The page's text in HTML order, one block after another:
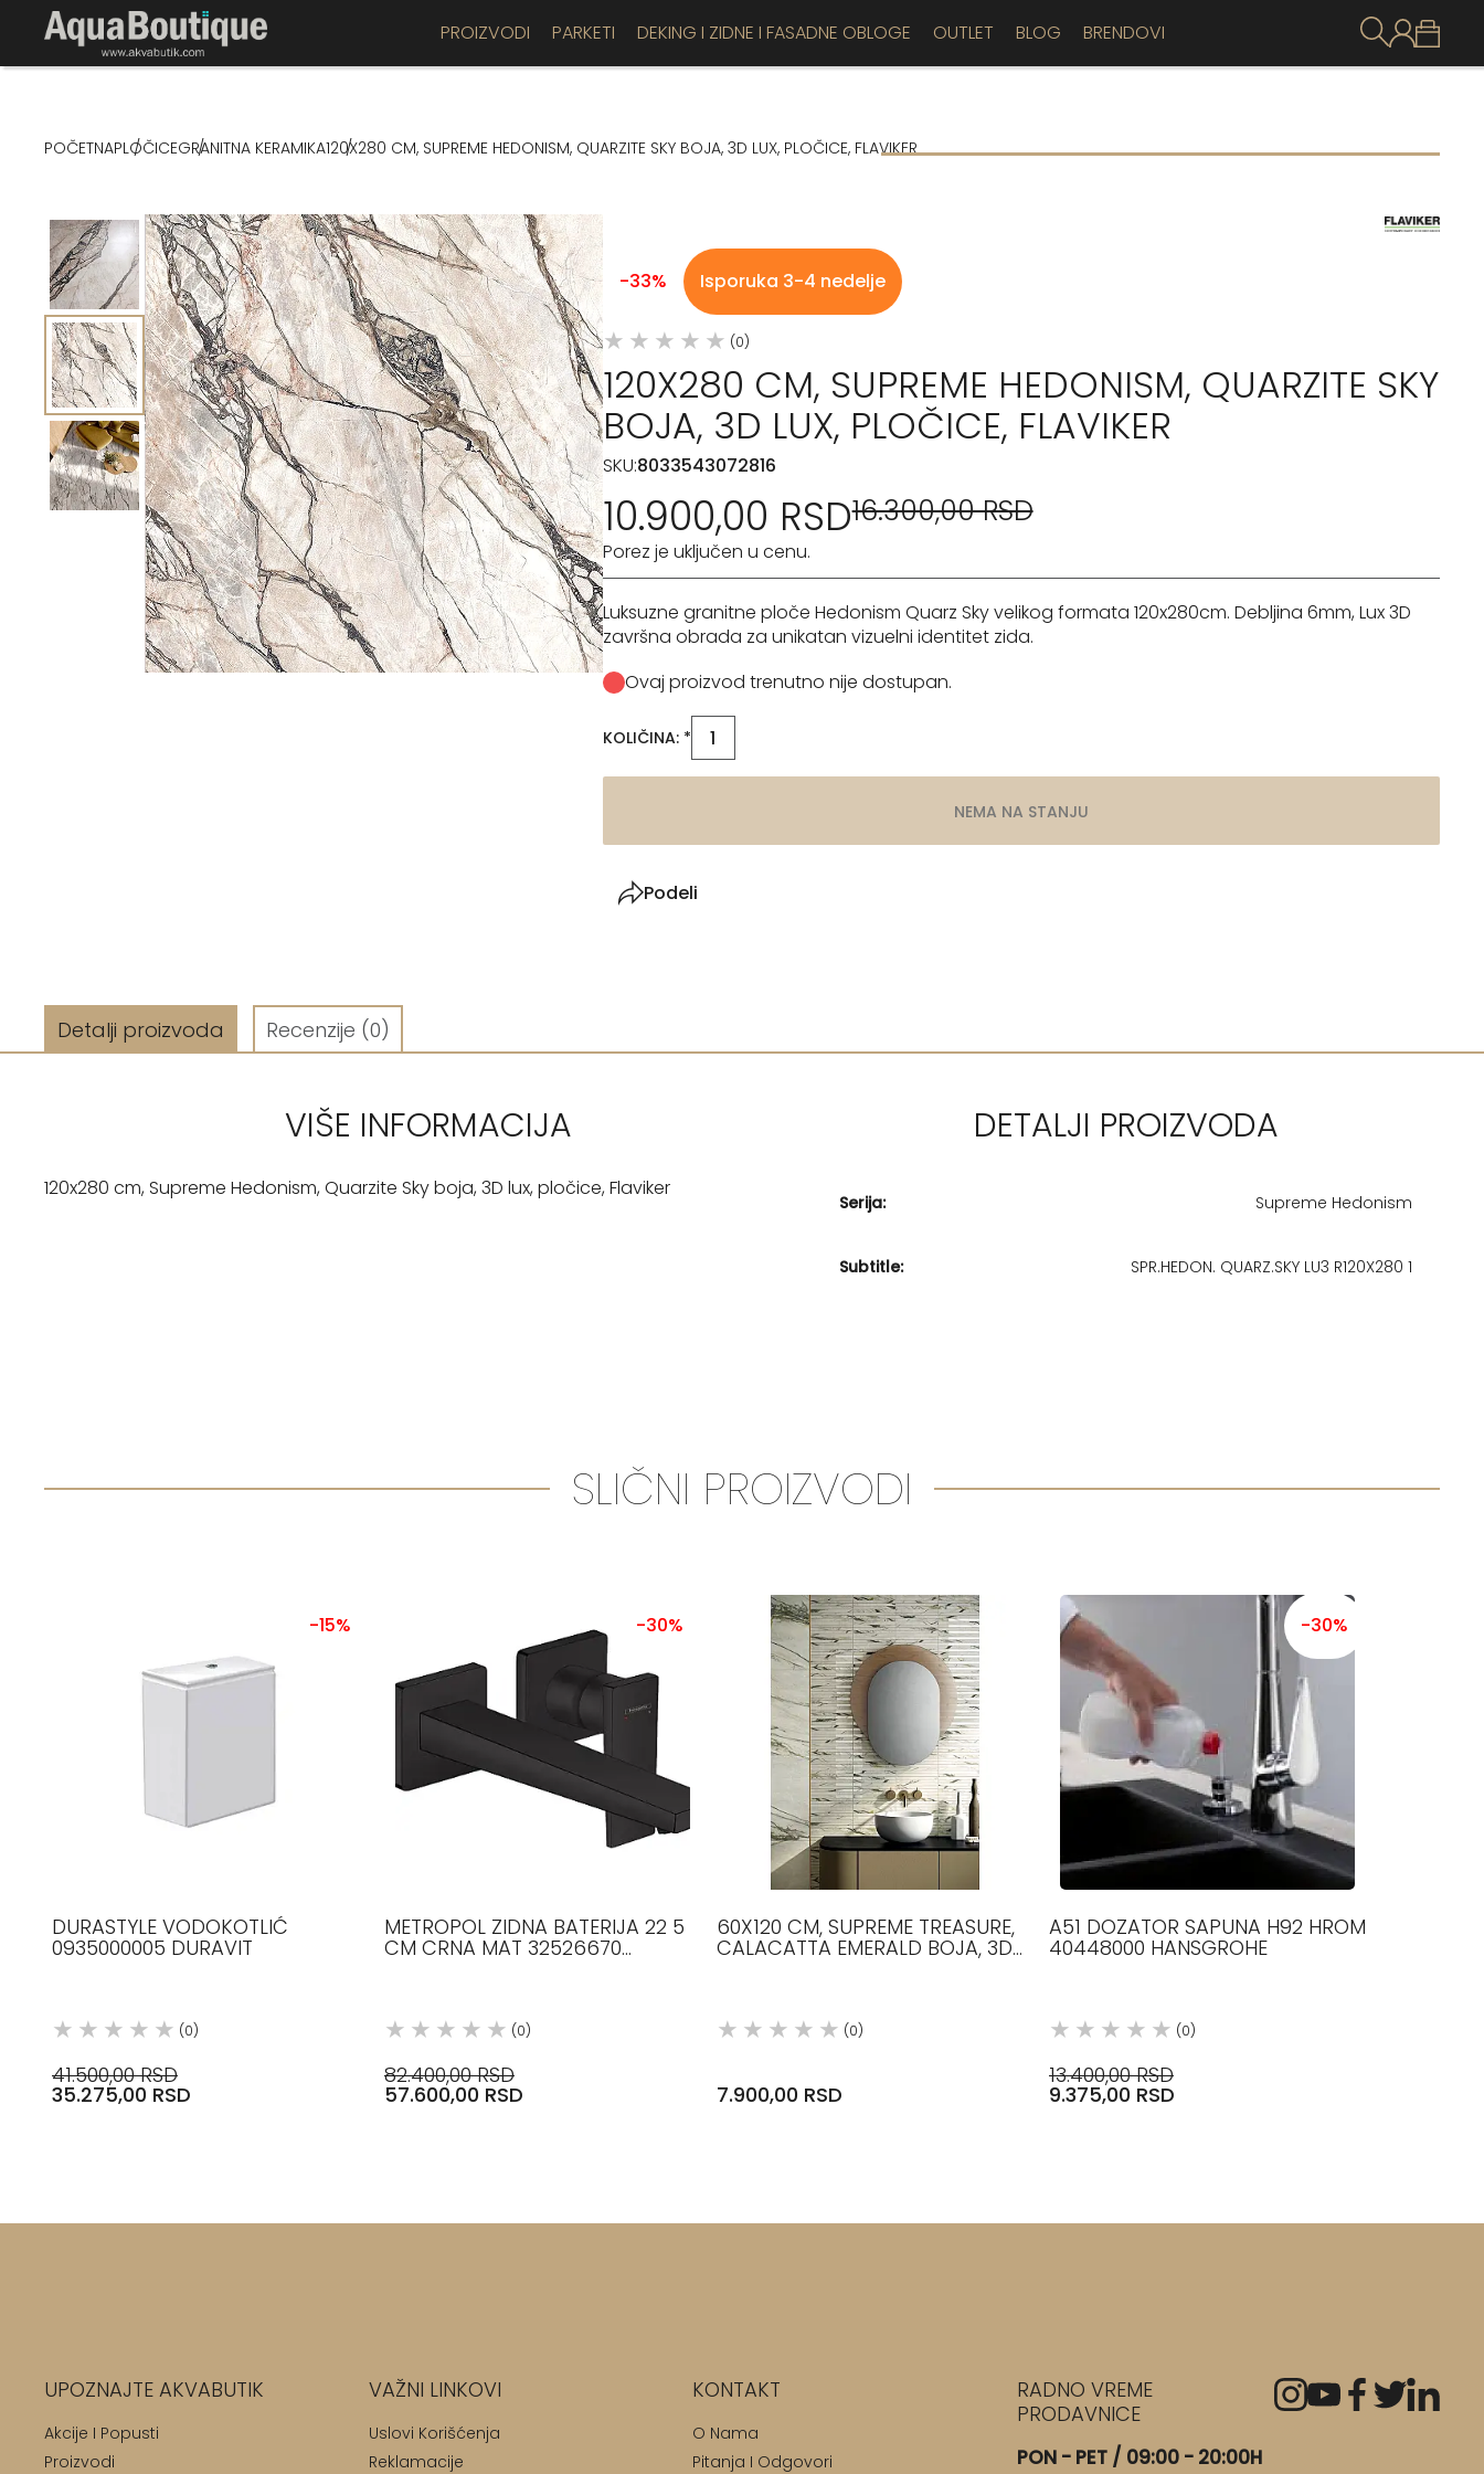
PROIZVODI PARKETI DEKING I ZIDNE I FASADNE OBLOGE OUTLET BLOG BRENDOVI
POČETNAPLOČICEGRANITNA KERAMIKA120X280 CM, SUPREME HEDONISM, QUARZITE SKY BOJA, 3D LUX, PLOČICE, FLAVIKER
-33% Isporuka 3-4 nedelje
(0)
120X280 CM, SUPREME HEDONISM, QUARZITE SKY
BOJA, 3D LUX, PLOČICE, FLAVIKER
SKU:8033543072816
10.900,00 RSD16.300,00 RSD
Porez je uključen u cenu.
Luksuzne granitne ploče Hedonism Quarz Sky velikog formata 120x280cm. Debljina 6mm, Lux 3D
završna obrada za unikatan vizuelni identitet zida.
Ovaj proizvod trenutno nije dostupan.
KOLIČINA: *
NEMA NA STANJU
Podeli
Detalji proizvoda Recenzije (0)
VIŠE INFORMACIJA
120x280 cm, Supreme Hedonism, Quarzite Sky boja, 3D lux, pločice, Flaviker
DETALJI PROIZVODA
Serija: Supreme Hedonism
Subtitle: SPR.HEDON. QUARZ.SKY LU3 R120X280 1
SLIČNI PROIZVODI
-15%
DURASTYLE VODOKOTLIĆ
0935000005 DURAVIT
(0)
41.500,00 RSD
35.275,00 RSD
-30%
METROPOL ZIDNA BATERIJA 22 5
CM CRNA MAT 32526670
(0)
82.400,00 RSD
57.600,00 RSD
60X120 CM, SUPREME TREASURE,
CALACATTA EMERALD BOJA, 3D
(0)
7.900,00 RSD
-30%
A51 DOZATOR SAPUNA H92 HROM
40448000 HANSGROHE
(0)
13.400,00 RSD
9.375,00 RSD
UPOZNAJTE AKVABUTIK
Akcije I Popusti
Proizvodi
VAŽNI LINKOVI
Uslovi Korišćenja
Reklamacije
KONTAKT
O Nama
Pitanja I Odgovori
RADNO VREME
PRODAVNICE
PON - PET / 09:00 - 20:00H